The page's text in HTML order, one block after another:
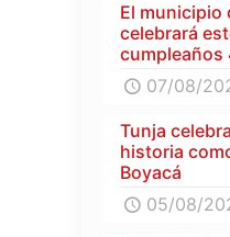
El municipio
celebrará
cumpleaños
07/08/
Tunja
historia
Boyacá
05/08/